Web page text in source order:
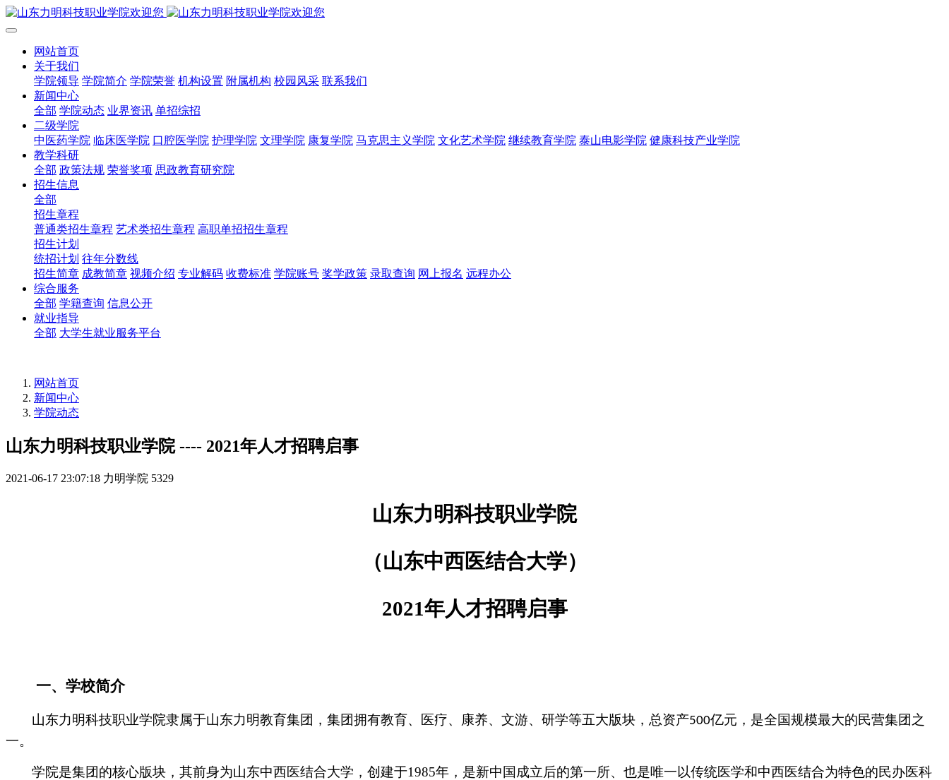
网站首页
关于我们
学院领导 学院简介 学院荣誉 机构设置 附属机构 校园风采 联系我们
新闻中心
全部 学院动态 业界资讯 单招综招
二级学院
中医药学院 临床医学院 口腔医学院 护理学院 文理学院 康复学院 马克思主义学院 文化艺术学院 继续教育学院 泰山电影学院 健康科技产业学院
教学科研
全部 政策法规 荣誉奖项 思政教育研究院
招生信息
全部
招生章程
普通类招生章程 艺术类招生章程 高职单招招生章程
招生计划
统招计划 往年分数线
招生简章 成教简章 视频介绍 专业解码 收费标准 学院账号 奖学政策 录取查询 网上报名 远程办公
综合服务
全部 学籍查询 信息公开
就业指导
全部 大学生就业服务平台
网站首页
新闻中心
学院动态
山东力明科技职业学院 ---- 2021年人才招聘启事
2021-06-17 23:07:18 力明学院 5329
山东力明科技职业学院
（山东中西医结合大学）
2021年人才招聘启事
一、学校简介
山东力明科技职业学院隶属于山东力明教育集团，集团拥有教育、医疗、康养、文游、研学等五大版块，总资产500亿元，是全国规模最大的民营集团之
一。
学院是集团的核心版块，其前身为山东中西医结合大学 ， 创建于1985年，是新中国成立后的第一所、也是唯一以传统医学和中西医结合为特色的民办医科